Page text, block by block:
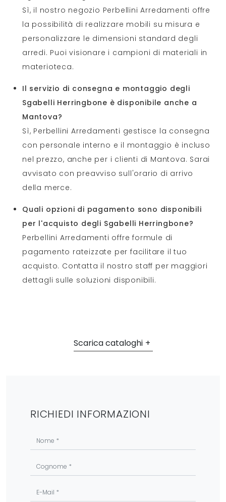
Sì, il nostro negozio Perbellini Arredamenti offre
la possibilità di realizzare mobili su misura e
personalizzare le dimensioni standard degli
arredi. Puoi visionare i campioni di materiali in
materioteca.
Il servizio di consegna e montaggio degli
Sgabelli Herringbone è disponibile anche a
Mantova?
Sì, Perbellini Arredamenti gestisce la consegna
con personale interno e il montaggio è incluso
nel prezzo, anche per i clienti di Mantova. Sarai
avvisato con preavviso sull'orario di arrivo
della merce.
Quali opzioni di pagamento sono disponibili
per l'acquisto degli Sgabelli Herringbone?
Perbellini Arredamenti offre formule di
pagamento rateizzate per facilitare il tuo
acquisto. Contatta il nostro staff per maggiori
dettagli sulle soluzioni disponibili.
Scarica cataloghi
RICHIEDI INFORMAZIONI